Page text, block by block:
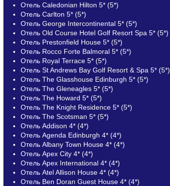
Отель Caledonian Hilton 5* (5*)
Отель Carlton 5* (5*)
Отель George Intercontinental 5* (5*)
Отель Old Course Hotel Golf Resort Spa 5* (5*)
Отель Prestonfield House 5* (5*)
Отель Rocco Forte Balmoral 5* (5*)
Отель Royal Terrace 5* (5*)
Отель St Andrews Bay Golf Resort & Spa 5* (5*)
Отель The Glasshouse Edinburgh 5* (5*)
Отель The Gleneagles 5* (5*)
Отель The Howard 5* (5*)
Отель The Knight Residence 5* (5*)
Отель The Scotsman 5* (5*)
Отель Addison 4* (4*)
Отель Agenda Edinburgh 4* (4*)
Отель Albany Town House 4* (4*)
Отель Apex City 4* (4*)
Отель Apex International 4* (4*)
Отель Atel Allison House 4* (4*)
Отель Ben Doran Guest House 4* (4*)